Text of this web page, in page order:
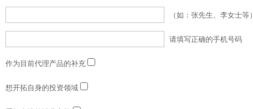
（如：张先生、李女士等）
请填写正确的手机号码
作为目前代理产品的补充
想开拓自身的投资领域